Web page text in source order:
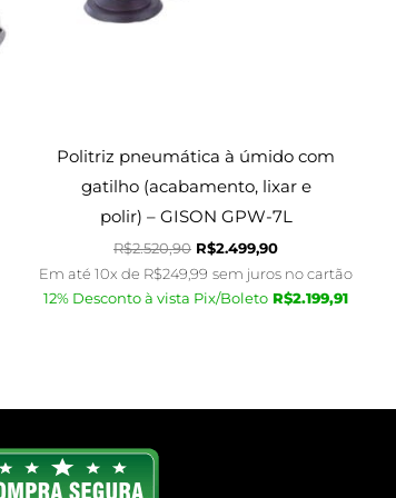
Politriz pneumática à úmido com
gatilho (acabamento, lixar e
polir) – GISON GPW-7L
R$2.520,90 R$2.499,90
Em até 10x de R$249,99 sem juros no cartão
12% Desconto à vista Pix/Boleto R$2.199,91